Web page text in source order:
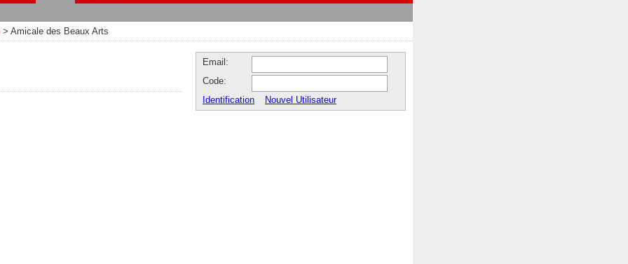
> Amicale des Beaux Arts
Email:
Code:
Identification
Nouvel Utilisateur